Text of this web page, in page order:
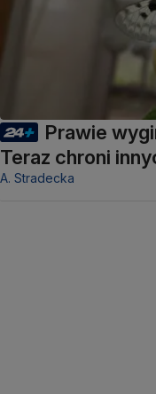
Prawie
Teraz chroni
A. Stradecka